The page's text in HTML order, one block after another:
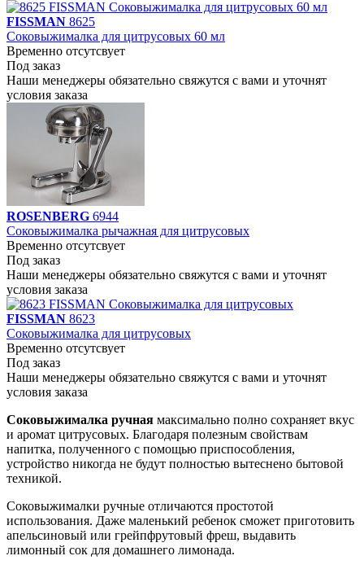
FISSMAN 8625
Соковыжималка для цитрусовых 60 мл
Временно отсутсвует
Под заказ
Наши менеджеры обязательно свяжутся с вами и уточнят
условия заказа
ROSENBERG 6944
Соковыжималка рычажная для цитрусовых
Временно отсутсвует
Под заказ
Наши менеджеры обязательно свяжутся с вами и уточнят
условия заказа
FISSMAN 8623
Соковыжималка для цитрусовых
Временно отсутсвует
Под заказ
Наши менеджеры обязательно свяжутся с вами и уточнят
условия заказа
Соковыжималка ручная максимально полно сохраняет вкус
и аромат цитрусовых. Благодаря полезным свойствам
напитка, полученного с помощью приспособления,
устройство никогда не будут полностью вытеснено бытовой
техникой.
Соковыжималки ручные отличаются простотой
использования. Даже маленький ребенок сможет приготовить
апельсиновый или грейпфрутовый фреш, выдавить
лимонный сок для домашнего лимонада.